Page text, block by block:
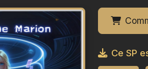
Ce SP